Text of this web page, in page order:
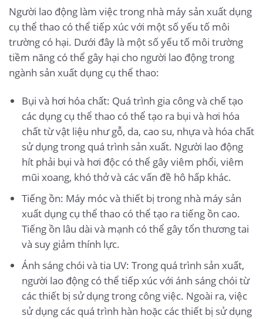
Người lao động làm việc trong nhà máy sản xuất dụng
cụ thể thao có thể tiếp xúc với một số yếu tố môi
trường có hại. Dưới đây là một số yếu tố môi trường
tiềm năng có thể gây hại cho người lao động trong
ngành sản xuất dụng cụ thể thao:
Bụi và hơi hóa chất: Quá trình gia công và chế tạo
các dụng cụ thể thao có thể tạo ra bụi và hơi hóa
chất từ vật liệu như gỗ, da, cao su, nhựa và hóa chất
sử dụng trong quá trình sản xuất. Người lao động
hít phải bụi và hơi độc có thể gây viêm phổi, viêm
mũi xoang, khó thở và các vấn đề hô hấp khác.
Tiếng ồn: Máy móc và thiết bị trong nhà máy sản
xuất dụng cụ thể thao có thể tạo ra tiếng ồn cao.
Tiếng ồn lâu dài và mạnh có thể gây tổn thương tai
và suy giảm thính lực.
Ánh sáng chói và tia UV: Trong quá trình sản xuất,
người lao động có thể tiếp xúc với ánh sáng chói từ
các thiết bị sử dụng trong công việc. Ngoài ra, việc
sử dụng các quá trình hàn hoặc các thiết bị sử dụng